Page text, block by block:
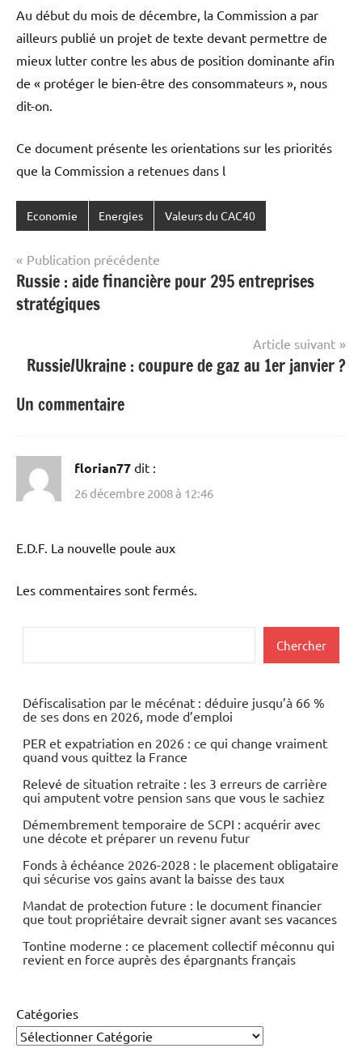
Au début du mois de décembre, la Commission a par
ailleurs publié un projet de texte devant permettre de
mieux lutter contre les abus de position dominante afin
de « protéger le bien-être des consommateurs », nous
dit-on.
Ce document présente les orientations sur les priorités
que la Commission a retenues dans l
Economie Energies Valeurs du CAC40
Navigation
de
l’article
Publication précédente
Russie : aide financière pour 295 entreprises
stratégiques
Article suivant
Russie/Ukraine : coupure de gaz au 1er janvier ?
Un commentaire
florian77 dit :
26 décembre 2008 à 12:46
E.D.F. La nouvelle poule aux
Les commentaires sont fermés.
Chercher
Défiscalisation par le mécénat : déduire jusqu’à 66 %
de ses dons en 2026, mode d’emploi
PER et expatriation en 2026 : ce qui change vraiment
quand vous quittez la France
Relevé de situation retraite : les 3 erreurs de carrière
qui amputent votre pension sans que vous le sachiez
Démembrement temporaire de SCPI : acquérir avec
une décote et préparer un revenu futur
Fonds à échéance 2026-2028 : le placement obligataire
qui sécurise vos gains avant la baisse des taux
Mandat de protection future : le document financier
que tout propriétaire devrait signer avant ses vacances
Tontine moderne : ce placement collectif méconnu qui
revient en force auprès des épargnants français
Catégories